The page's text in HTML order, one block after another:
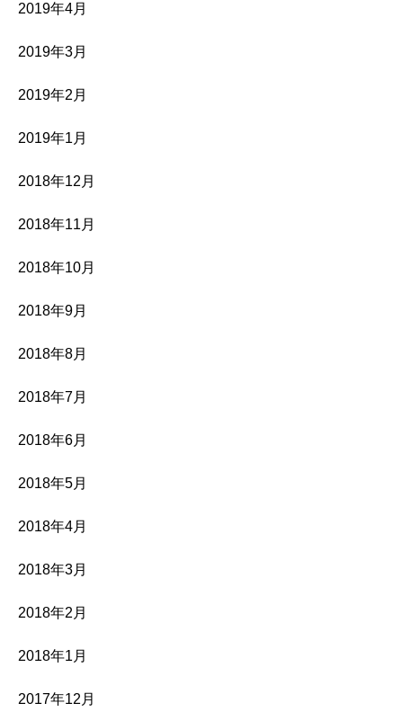
2019年4月
2019年3月
2019年2月
2019年1月
2018年12月
2018年11月
2018年10月
2018年9月
2018年8月
2018年7月
2018年6月
2018年5月
2018年4月
2018年3月
2018年2月
2018年1月
2017年12月